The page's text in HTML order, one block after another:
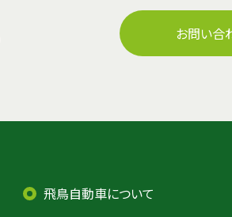
お問い合
飛鳥自動車について